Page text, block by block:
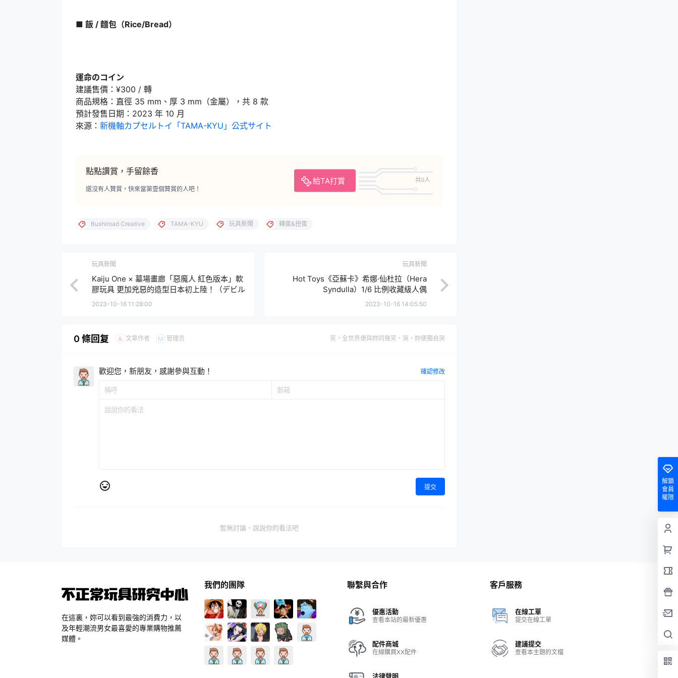
■ 飯 / 麵包（Rice/Bread）
運命のコイン
建議售價：¥300 / 轉
商品規格：直徑 35 mm、厚 3 mm（金屬），共 8 款
預計發售日期：2023 年 10 月
來源： 新機軸カプセルトイ「TAMA-KYU」公式サイト
點點讚賞，手留餘香
給TA打賞 共0人
還沒有人贊賞，快來當第壹個贊賞的人吧！
Bushiroad Creative TAMA-KYU 玩具新聞 轉蛋&扭蛋
玩具新聞
Kaiju One × 墓場畫廊「惡魔人 紅色版本」軟
膠玩具 更加兇惡的造型日本初上陸！（デビル
マン (レッド) ）
2023-10-16 11:28:00
玩具新聞
Hot Toys《亞蘇卡》希娜·仙杜拉（Hera
Syndulla）1/6 比例收藏級人偶
2023-10-16 14:05:50
0 條回复 A 文章作者 M 管理员 笑，全世界便與妳同聲笑，哭，妳便獨自哭
歡迎您，新朋友，感謝參與互動！ 確認修改
提交
暫無討論，說說你的看法吧
解鎖
會員
權限
在這裏，妳可以看到最強的消費力，以
及年輕潮流男女最喜愛的專業購物推薦
媒體。
我們的團隊 聯繫與合作
優惠活動
查看本站的最新優惠
配件商城
在線購買XX配件
法律聲明
客戶服務
在線工單
提交在線工單
建議提交
查看本主題的文檔